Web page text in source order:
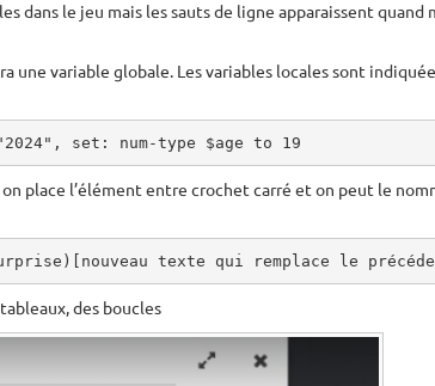
dans le jeu mais les sauts de ligne apparaissent
une variable globale. Les variables locales sont
set: num-type $age to 19
place l’élément entre crochet carré et on peut le
texte qui remplace le
des boucles